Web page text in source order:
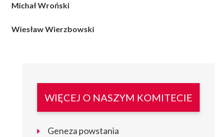
Michał Wroński
Wiesław Wierzbowski
WIĘCEJ O NASZYM KOMITECIE
Geneza powstania